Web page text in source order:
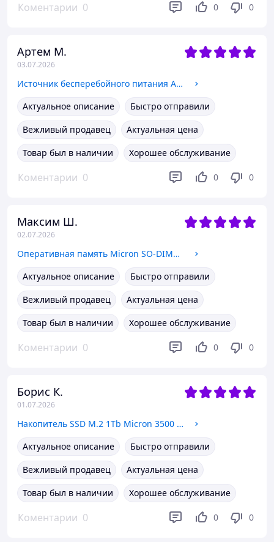
Коментарии 0 0 0
Артем М.
03.07.2026
Источник бесперебойного питания APC Back-UPS ES 550VA (ИБП, UPS), без АКБ
Актуальное описание
Быстро отправили
Вежливый продавец
Актуальная цена
Товар был в наличии
Хорошее обслуживание
Коментарии 0 0 0
Максим Ш.
02.07.2026
Оперативная память Micron SO-DIMM DDR5 32Gb 5600MHz (MTC16C2085S1SC56BD1NC), NEW
Актуальное описание
Быстро отправили
Вежливый продавец
Актуальная цена
Товар был в наличии
Хорошее обслуживание
Коментарии 0 0 0
Борис К.
01.07.2026
Накопитель SSD M.2 1Tb Micron 3500 2280 NVMe PCIe 4.0 x4 (MTFDKBA1T0TGD) OEM NEW
Актуальное описание
Быстро отправили
Вежливый продавец
Актуальная цена
Товар был в наличии
Хорошее обслуживание
Коментарии 0 0 0